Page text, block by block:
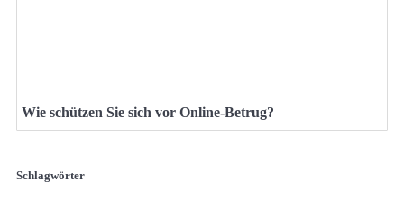
Wie schützen Sie sich vor Online-Betrug?
Schlagwörter